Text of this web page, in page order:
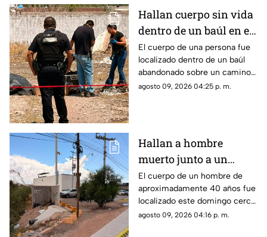
Hallan cuerpo sin vida
dentro de un baúl en el
complejo industrial
Nombre de Dios
El cuerpo de una persona fue
localizado dentro de un baúl
abandonado sobre un camino
de terracería.
agosto 09, 2026 04:25 p. m.
Hallan a hombre
muerto junto a un
arroyo en Chihuahua;
investigan herida en el
cuello
El cuerpo de un hombre de
aproximadamente 40 años fue
localizado este domingo cerca
de un arroyo, en las
agosto 09, 2026 04:16 p. m.